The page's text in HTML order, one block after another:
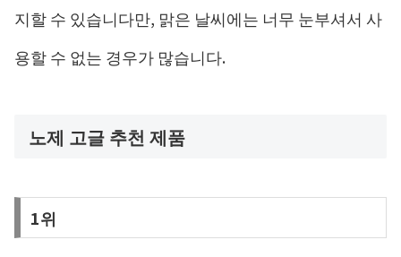
지할 수 있습니다만, 맑은 날씨에는 너무 눈부셔서 사
용할 수 없는 경우가 많습니다.
노제 고글 추천 제품
1위